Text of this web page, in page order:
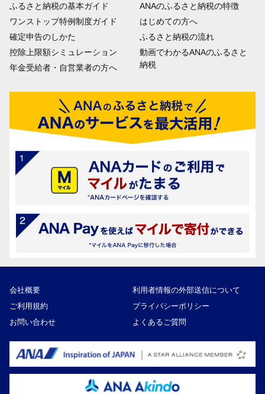
ふるさと納税の基本ガイド
ワンストップ特例制度ガイド
確定申告のしかた
控除上限額シミュレーション
年金受給者・自営業者の方へ
ANAのふるさと納税の特徴
はじめての方へ
ふるさと納税の流れ
動画でわかるANAのふるさと
納税
会社概要
利用者情報の外部送信について
ご利用規約
プライバシーポリシー
お問い合わせ
よくあるご質問